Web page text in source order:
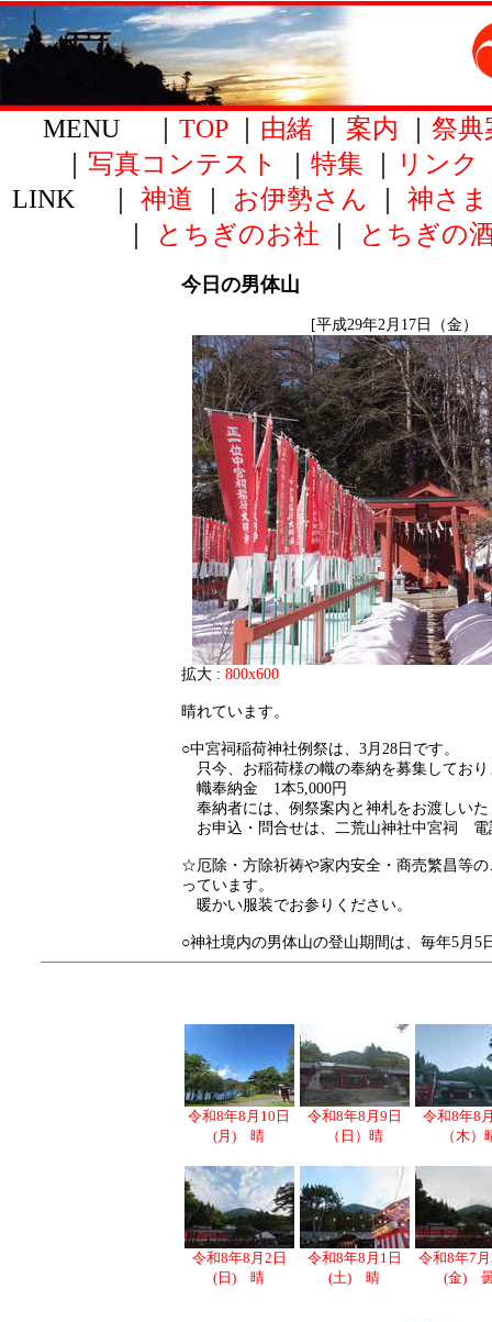
MENU ｜ TOP｜ 由緒 案内
祭典
写真コンテスト 特集 リンク
LINK ｜ 神道 お伊勢さん 神さま
とちぎのお社 とちぎの
今日の男体山
[平成29年2月17日（金）
拡大 : 800x600
晴れています。
○中宮祠稲荷神社例祭は、3月28日です。
只今、お稲荷様の幟の奉納を募集しており
幟奉納金 1本5,000円
奉納者には、例祭案内と神札をお渡しいた
お申込・問合せは、二荒山神社中宮祠 電
☆厄除・方除祈祷や家内安全・商売繁昌等
っています。
暖かい服装でお参りください。
○神社境内の男体山の登山期間は、毎年5月5
令和8年8月10日
(月) 晴
令和8年8月9日
（日）晴
令和8年8
（木）
令和8年8月2日
(日) 晴
令和8年8月1日
(土) 晴
令和8年7
(金)